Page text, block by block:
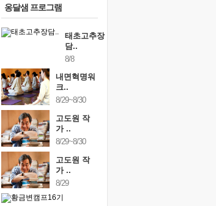
슬럼프
옹달샘 프로그램
태초고추장
담..
8/8
내면혁명워
크..
8/29~8/30
고도원 작
가 ..
8/29~8/30
고도원 작
가 ..
8/29